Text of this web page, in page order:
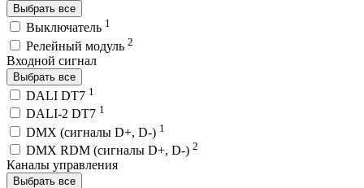
Выбрать все
Выключатель 1
Релейный модуль 2
Входной сигнал
Выбрать все
DALI DT7 1
DALI-2 DT7 1
DMX (сигналы D+, D-) 1
DMX RDM (сигналы D+, D-) 2
Каналы управления
Выбрать все